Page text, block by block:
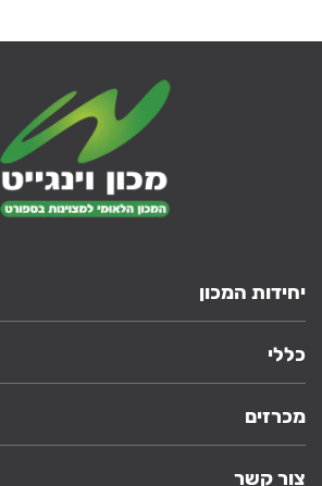
יחידות המכון
כללי
מכרזים
צור קשר